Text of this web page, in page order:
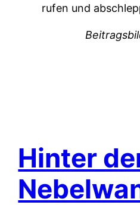
rufen und
Hinter